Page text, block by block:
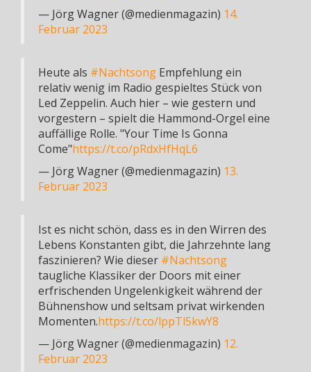
— Jörg Wagner (@medienmagazin) 14.
Februar 2023
Heute als #Nachtsong Empfehlung ein
relativ wenig im Radio gespieltes Stück von
Led Zeppelin. Auch hier – wie gestern und
vorgestern – spielt die Hammond-Orgel eine
auffällige Rolle. "Your Time Is Gonna
Come"https://t.co/pRdxHfHqL6
— Jörg Wagner (@medienmagazin) 13.
Februar 2023
Ist es nicht schön, dass es in den Wirren des
Lebens Konstanten gibt, die Jahrzehnte lang
faszinieren? Wie dieser #Nachtsong
taugliche Klassiker der Doors mit einer
erfrischenden Ungelenkigkeit während der
Bühnenshow und seltsam privat wirkenden
Momenten.https://t.co/lppTl5kwY8
— Jörg Wagner (@medienmagazin) 12.
Februar 2023